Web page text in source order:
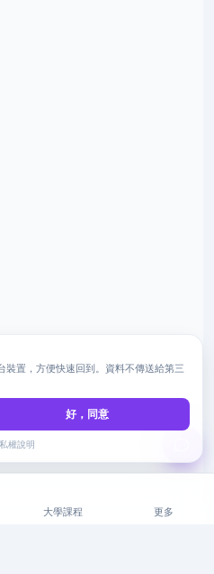
大學課程 更多
裝置，方便快速回到。資料不傳送給第三
好，同意
權說明